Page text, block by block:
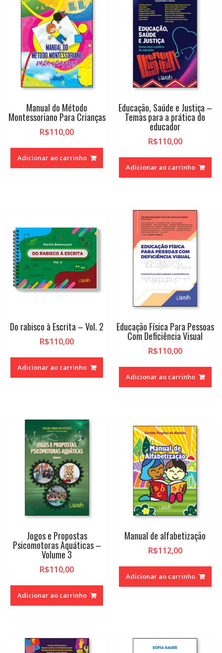
Manual do Método
Montessoriano Para Crianças
R$110,00
Adicionar ao carrinho
Educação, Saúde e Justiça –
Temas para a prática do
educador
R$110,00
Adicionar ao carrinho
Do rabisco à Escrita – Vol. 2
R$110,00
Adicionar ao carrinho
Educação Física Para Pessoas
Com Deficiência Visual
R$110,00
Adicionar ao carrinho
Jogos e Propostas
Psicomotoras Aquáticas –
Volume 3
R$110,00
Adicionar ao carrinho
Manual de alfabetização
R$112,00
Adicionar ao carrinho